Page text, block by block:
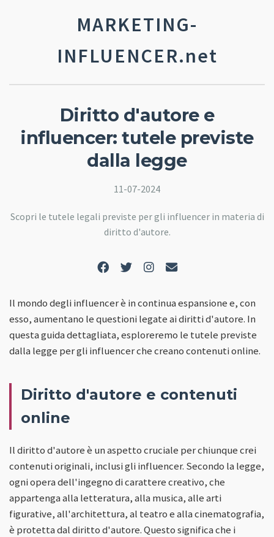
MARKETING-
INFLUENCER.net
Diritto d'autore e
influencer: tutele previste
dalla legge
11-07-2024
Scopri le tutele legali previste per gli influencer in materia di
diritto d'autore.
Il mondo degli influencer è in continua espansione e, con
esso, aumentano le questioni legate ai diritti d'autore. In
questa guida dettagliata, esploreremo le tutele previste
dalla legge per gli influencer che creano contenuti online.
Diritto d'autore e contenuti
online
Il diritto d'autore è un aspetto cruciale per chiunque crei
contenuti originali, inclusi gli influencer. Secondo la legge,
ogni opera dell'ingegno di carattere creativo, che
appartenga alla letteratura, alla musica, alle arti
figurative, all'architettura, al teatro e alla cinematografia,
è protetta dal diritto d'autore. Questo significa che i